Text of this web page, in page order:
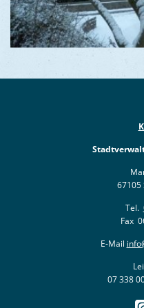
67105
Tel.
Fax
E-Mail
07 338